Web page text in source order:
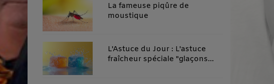
La fameuse piqûre de
moustique
L'Astuce du Jour : L'astuce
fraîcheur spéciale "glaçons